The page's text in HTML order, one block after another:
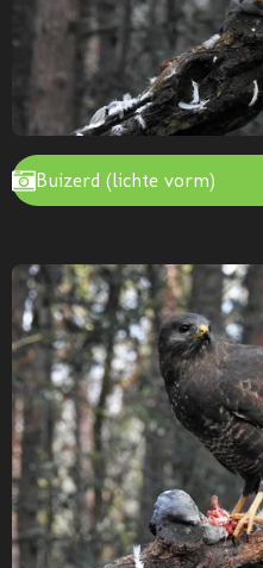
Buizerd (lichte vorm)